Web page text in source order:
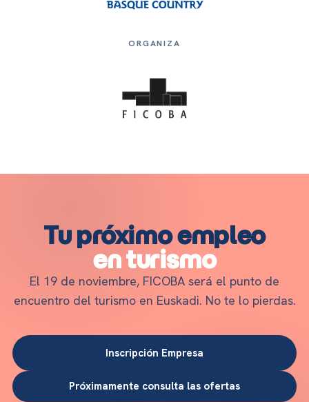
ORGANIZA
Tu próximo empleo
en turismo
El 19 de noviembre, FICOBA será el punto de
encuentro del turismo en Euskadi. No te lo pierdas.
Inscripción Empresa
Próximamente consulta las ofertas